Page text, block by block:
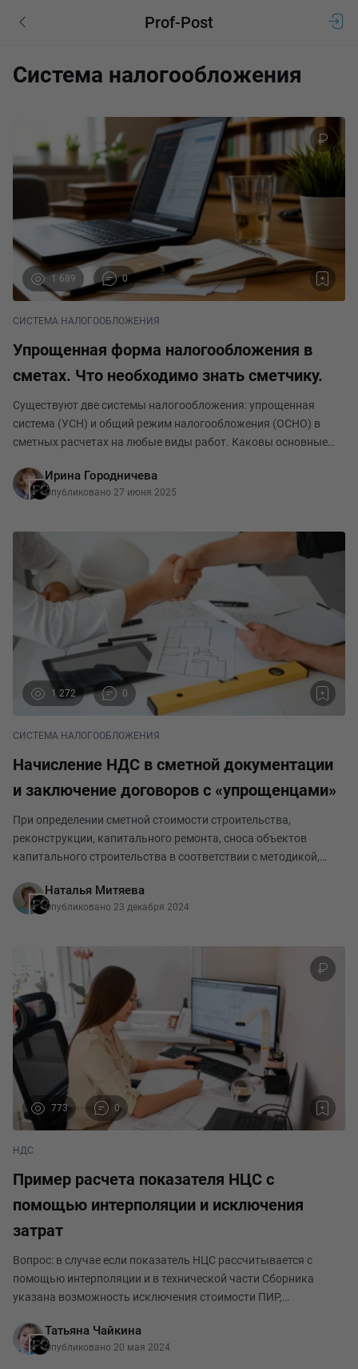
Prof-Post
Система налогообложения
1 689 0
СИСТЕМА НАЛОГООБЛОЖЕНИЯ
Упрощенная форма налогообложения в
сметах. Что необходимо знать сметчику.
Существуют две системы налогообложения: упрощенная
система (УСН) и общий режим налогообложения (ОСНО) в
сметных расчетах на любые виды работ. Каковы основные
малых и средних предприятий, а также индивидуаль
Ирина Городничева
Опубликовано 27 июня 2025
1 272 0
СИСТЕМА НАЛОГООБЛОЖЕНИЯ
Начисление НДС в сметной документации
и заключение договоров с «упрощенцами»
При определении сметной стоимости строительства,
реконструкции, капитального ремонта, сноса объектов
капитального строительства в соответствии с методикой,
421/пр за итогом сводного сметного расчета приводи
Наталья Митяева
Опубликовано 23 декабря 2024
773 0
НДС
Пример расчета показателя НЦС с
помощью интерполяции и исключения
затрат
Вопрос: в случае если показатель НЦС рассчитывается с
помощью интерполяции и в технической части Сборника
указана возможность исключения стоимости ПИР,
исключаемые затраты также должны рассчитываться
интерполяцией?
Татьяна Чайкина
Опубликовано 20 мая 2024